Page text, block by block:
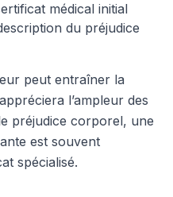
médical initial
du préjudice
peut entraîner la
l’ampleur des
préjudice corporel, une
est souvent
spécialisé.